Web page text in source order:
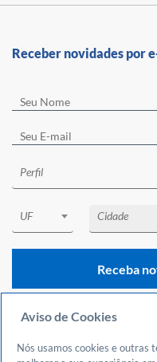
Receber novidades por
Perfil
UF Cidade
Receba
Aviso de Cookies
Nós usamos cookies e outras